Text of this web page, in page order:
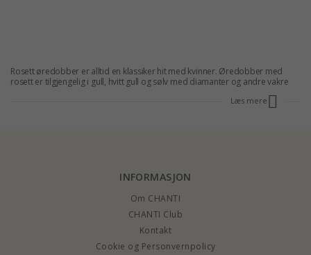
Rosett øredobber er alltid en klassiker hit med kvinner. Øredobber med
rosett er tilgjengelig i gull, hvitt gull og sølv med diamanter og andre vakre
vakker rosett øredubber vil glede enhver kvinne og gjøre henne til å føle seg
ROSETT ØREDOBBER
Rosett øredobber - på jakt etter et par nyeøredobber
øredobber være et godt valg. De er moderne og grasiøs i sine uttrykk.
Egenskaper som de fleste kvinner liker. Bla gjennom øredobber, hvor du
finner øredobber i mange former, materialer og design. Hvis du kjøper
rosett øredobber, kan du spare opptil 70%. Så gjør det og unngå å måtte
Læs mere
INFORMASJON
Om CHANTI
CHANTI Club
Kontakt
Cookie og Personvernpolicy